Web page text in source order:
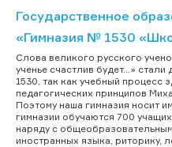
Государственное
«Гимназия № 1530
Cлова великого русского
ученье счастлив будет…»
1530, так как учебный процесс
педагогических принципов
Поэтому наша гимназия носит
гимназии обучаются 700
наряду с
иностранных языка, риторику,